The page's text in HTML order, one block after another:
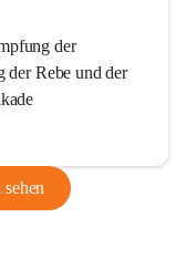
der
der Rebe und der